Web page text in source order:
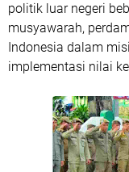
politik luar negeri
musyawarah,
Indonesia dalam
implementasi nilai